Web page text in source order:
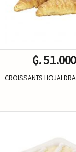
₲. 51.000
CROISSANTS